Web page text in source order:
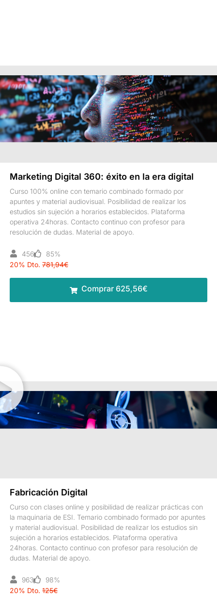
Marketing Digital 360: éxito en la era digital
Curso 100% online con temario combinado formado por
apuntes y material audiovisual. Posibilidad de realizar los
estudios sin sujeción a horarios establecidos. Plataforma
operativa 24horas. Contacto continuo con profesor para
resolución de dudas. Material de apoyo.
456
85%
20% Dto. 781,94€
Comprar 625,56€
Fabricación Digital
Curso con clases online y posibilidad de realizar prácticas con
la maquinaria de ESI. Temario combinado formado por apuntes
y material audiovisual. Posibilidad de realizar los estudios sin
sujeción a horarios establecidos. Plataforma operativa
24horas. Contacto continuo con profesor para resolución de
dudas. Material de apoyo.
963
98%
20% Dto. 125€